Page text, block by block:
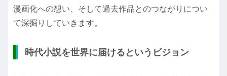
漫画化への想い、そして過去作品とのつながりについ
て深掘りしていきます。
時代小説を世界に届けるというビジョン